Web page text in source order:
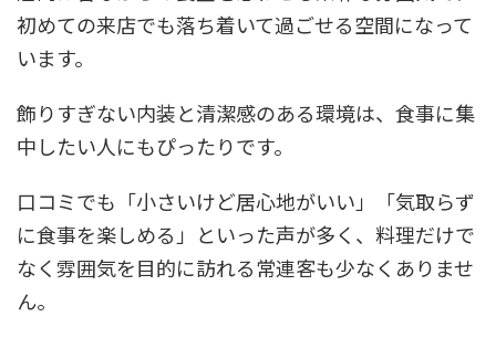
初めての来店でも落ち着いて過ごせる空間になって
います。
飾りすぎない内装と清潔感のある環境は、食事に集
中したい人にもぴったりです。
口コミでも「小さいけど居心地がいい」「気取らず
に食事を楽しめる」といった声が多く、料理だけで
なく雰囲気を目的に訪れる常連客も少なくありませ
ん。